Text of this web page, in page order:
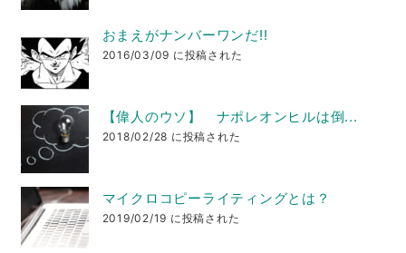
おまえがナンバーワンだ!!
2016/03/09 に投稿された
【偉人のウソ】 ナポレオンヒルは倒...
2018/02/28 に投稿された
マイクロコピーライティングとは？
2019/02/19 に投稿された